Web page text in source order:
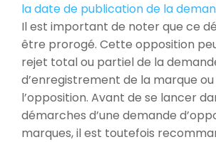
la date de publication de la
Il est important de noter que ce
être prorogé. Cette opposition
rejet total ou partiel de la
d’enregistrement de la marque
l’opposition. Avant de se lancer
démarches d’une demande
marques, il est toutefois